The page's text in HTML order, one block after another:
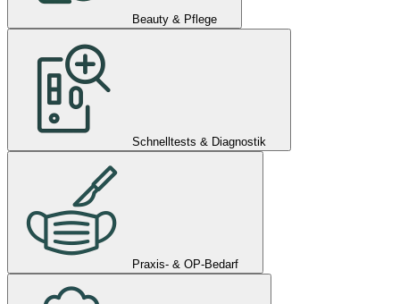
Beauty & Pflege
Schnelltests & Diagnostik
Praxis- & OP-Bedarf